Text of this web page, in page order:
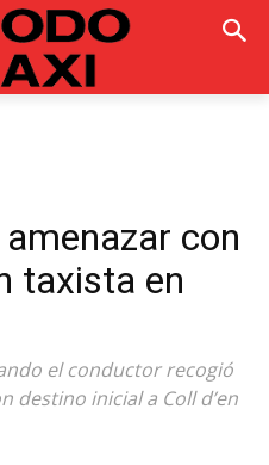
con
taxista en
el conductor recogió
destino inicial a Coll d’en